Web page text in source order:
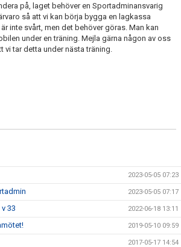
på, laget behöver en Sportadminansvarig
så att vi kan börja bygga en lagkassa
inte svårt, men det behöver göras. Man kan
under en träning. Mejla gärna någon av oss
vi tar detta under nästa träning.
2023-05-05 07:23
2023-05-05 07:17
33 2022-06-18 13:11
2019-05-10 09:59
2017-05-17 14:54